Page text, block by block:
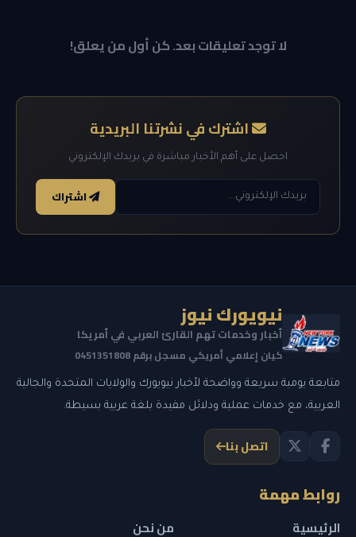
لا توجد تعليقات بعد. كن أول من يعلق!
اشترك في نشرتنا البريدية
احصل على أهم الأخبار مباشرة في بريدك الإلكتروني
اشتراك
نيويورك نيوز
أخبار وخدمات تهم القارئ العربي في أمريكا
كيان إعلامي أمريكي مسجل برقم 0451351808
متابعة يومية سريعة وواضحة لأخبار نيويورك والولايات المتحدة والجالية
العربية، مع خدمات عملية ودلائل مفيدة بلغة عربية بسيطة.
اتصل بنا
روابط مهمة
الرئيسية من نحن